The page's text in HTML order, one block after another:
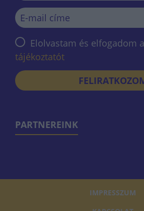
Elolvastam és elfogadom
tájékoztatót
PARTNEREINK
IMPRESSZUM